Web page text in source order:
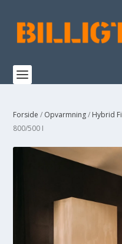
Forside / Opvarmning/ Hybrid
800/500 I